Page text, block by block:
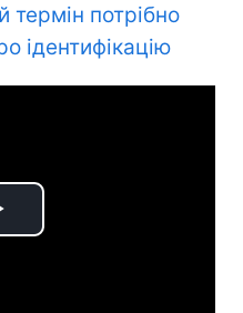
термін потрібно
ідентифікацію